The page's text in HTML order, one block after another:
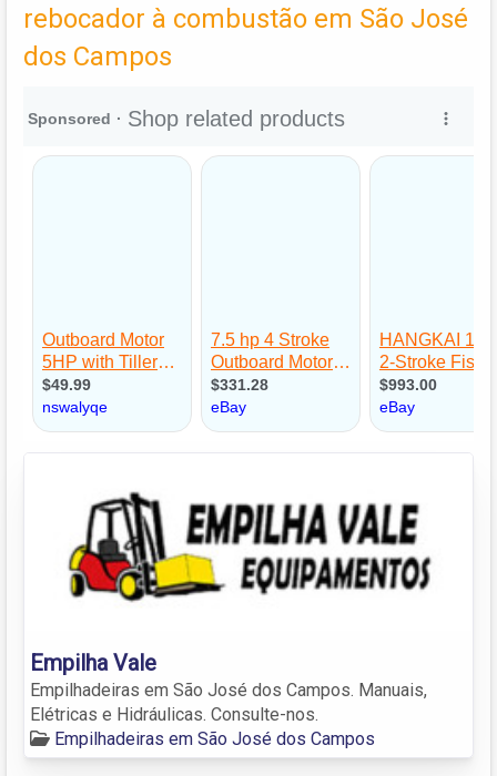
rebocador à combustão em São José
dos Campos
Empilha Vale
Empilhadeiras em São José dos Campos. Manuais,
Elétricas e Hidráulicas. Consulte-nos.
Empilhadeiras em São José dos Campos